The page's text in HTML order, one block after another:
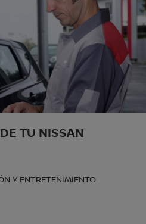
TU NISSAN
Y ENTRETENIMIENTO